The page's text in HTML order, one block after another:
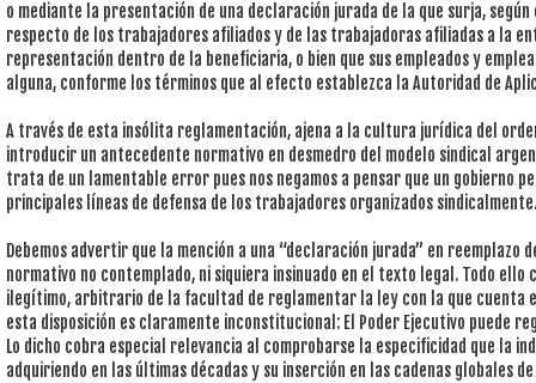
o mediante la presentación de una declaración jurada de la que surja,
respecto de los trabajadores afiliados y de las trabajadoras afiliadas a la
representación dentro de la beneficiaria, o bien que sus empleados y
alguna, conforme los términos que al efecto establezca la Autoridad de
A través de esta insólita reglamentación, ajena a la cultura jurídica del
introducir un antecedente normativo en desmedro del modelo sindical
trata de un lamentable error pues nos negamos a pensar que un gobierno
principales líneas de defensa de los trabajadores organizados sindicalmente.
Debemos advertir que la mención a una “declaración jurada” en reemplazo
normativo no contemplado, ni siquiera insinuado en el texto legal. Todo
ilegítimo, arbitrario de la facultad de reglamentar la ley con la que cuenta
esta disposición es claramente inconstitucional: El Poder Ejecutivo puede
Lo dicho cobra especial relevancia al comprobarse la especificidad que la
adquiriendo en las últimas décadas y su inserción en las cadenas globales